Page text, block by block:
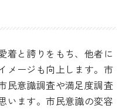
着と誇りをもち、他者に
メージも向上します。市
民意識調査や満足度調査
います。市民意識の変容